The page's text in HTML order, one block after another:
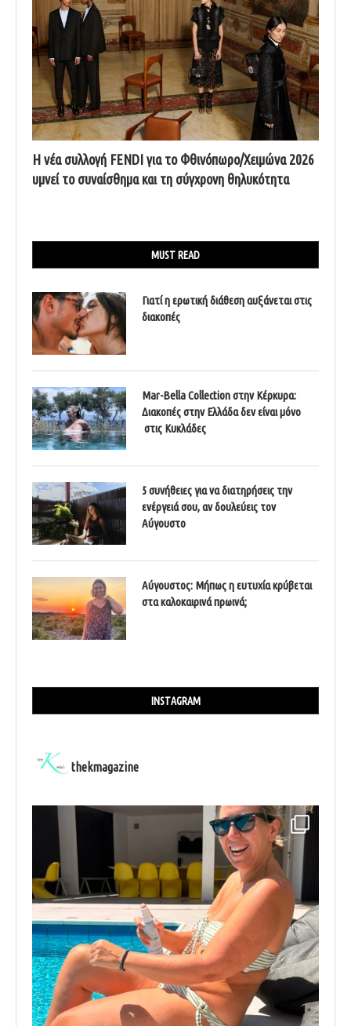
Η νέα συλλογή FENDI για το Φθινόπωρο/Χειμώνα 2026
υμνεί το συναίσθημα και τη σύγχρονη θηλυκότητα
MUST READ
Γιατί η ερωτική διάθεση αυξάνεται στις
διακοπές
Mar-Bella Collection στην Κέρκυρα:
Διακοπές στην Ελλάδα δεν είναι μόνο
στις Κυκλάδες
5 συνήθειες για να διατηρήσεις την
ενέργειά σου, αν δουλεύεις τον
Αύγουστο
Αύγουστος: Μήπως η ευτυχία κρύβεται
στα καλοκαιρινά πρωινά;
INSTAGRAM
thekmagazine